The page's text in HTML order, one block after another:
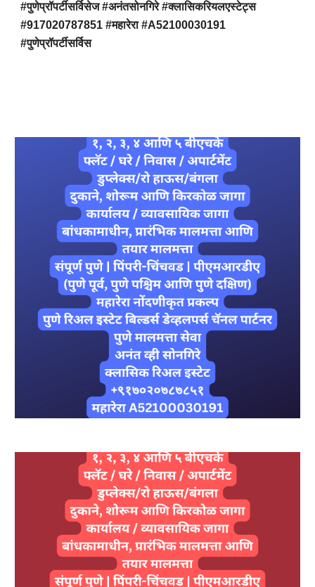
#पुणेप्रॉपर्टीसर्विसेज #अनंतसोनगिरे #क्लासिकरियलएस्टेट्स
#917020787851 #महारेरा #A52100030191
#पुणेप्रॉपर्टीसर्विस